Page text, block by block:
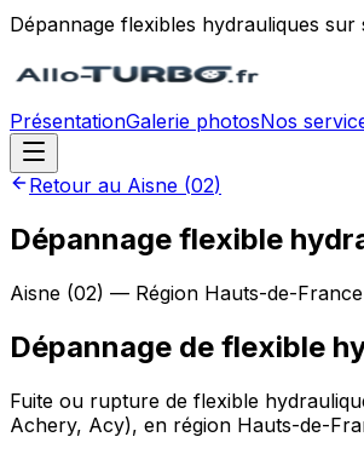
Dépannage flexibles hydrauliques
PrésentationGalerie photosNos
Retour au Aisne (02)
Dépannage flexible
Aisne (02) — Région Hauts-de-France
Dépannage de flexible
Fuite ou rupture de flexible
Achery, Acy), en région Hauts-de-